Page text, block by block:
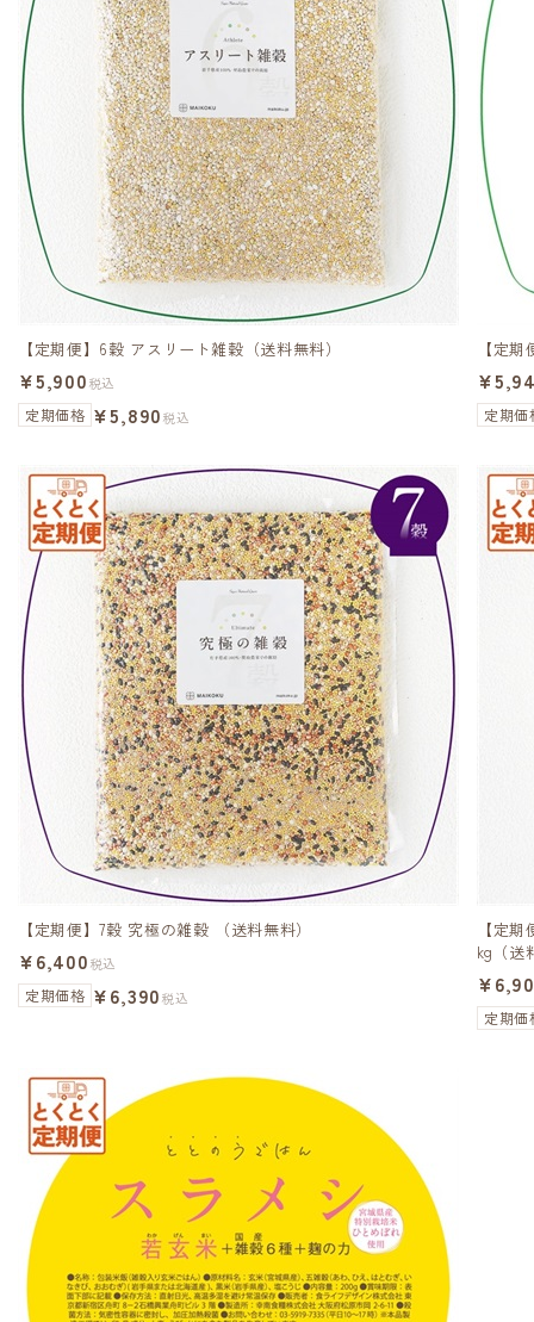
【定期便】6穀 アスリート雑穀（送料無料）
¥5,900税込
定期価格 ¥5,890税込
【定
定期価
【定期便】7穀 究極の雑穀 （送料無料）
¥6,400税込
定期価格 ¥6,390税込
【定
kg（送
定期価